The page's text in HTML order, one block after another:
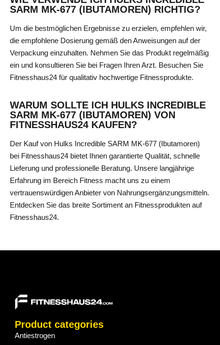
SARM MK-677 (IBUTAMOREN) RICHTIG?
Um die bestmöglichen Ergebnisse zu erzielen, empfehlen wir,
die empfohlene Dosierung gemäß den Anweisungen auf der
Verpackung einzuhalten. Nehmen Sie das Produkt regelmäßig
ein und konsultieren Sie bei Fragen Ihren Arzt. Besuchen Sie
Fitnesshaus24 für qualitativ hochwertige Fitnessprodukte.
WARUM SOLLTE ICH HULKS INCREDIBLE
SARM MK-677 (IBUTAMOREN) VON
FITNESSHAUS24 KAUFEN?
Der Kauf von Hulks Incredible SARM MK-677 (Ibutamoren)
bei Fitnesshaus24 bietet Ihnen garantierte Qualität, schnelle
Lieferung und professionelle Beratung. Unsere langjährige
Erfahrung im Bereich Fitness macht uns zu einem
vertrauenswürdigen Anbieter von Nahrungsergänzungsmitteln.
Entdecken Sie das breite Sortiment an Fitnessprodukten auf
Fitnesshaus24.
Product categories
Antiestrogen